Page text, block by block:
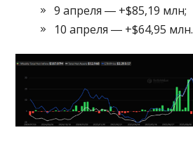
9 апреля ― +$85,19 млн;
10 апреля ― +$64,95 млн.